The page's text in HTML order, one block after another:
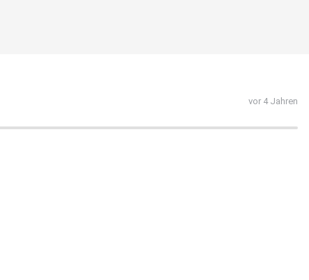
vor 4 Jahren